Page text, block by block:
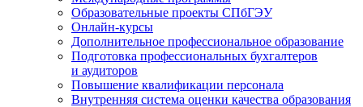
Образовательные проекты СПбГЭУ
Онлайн-курсы
Дополнительное профессиональное образование
Подготовка профессиональных бухгалтеров
и аудиторов
Повышение квалификации персонала
Внутренняя система оценки качества образования